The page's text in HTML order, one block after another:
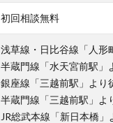
初回相談無料
浅草線・日比谷線「人形
半蔵門線「水天宮前駅」
銀座線「三越前駅」より
半蔵門線「三越前駅」よ
JR総武本線「新日本橋